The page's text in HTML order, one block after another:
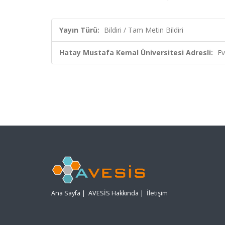
Yayın Türü: Bildiri / Tam Metin Bildiri
Hatay Mustafa Kemal Üniversitesi Adresli:
Ana Sayfa | AVESİS Hakkında | İletişim